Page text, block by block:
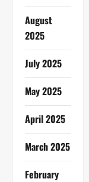
August
2025
July 2025
May 2025
April 2025
March 2025
February